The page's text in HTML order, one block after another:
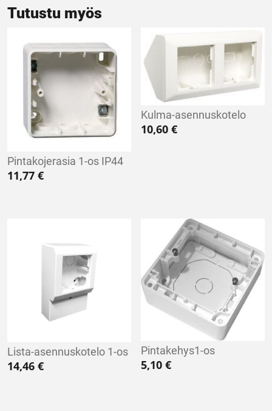
Tutustu myös
Pintakojerasia 1-os IP44
11,77 €
Kulma-asennuskotelo
10,60€
Lista-asennuskotelo 1-os
14,46 €
Pintakehys1-os
5,10€